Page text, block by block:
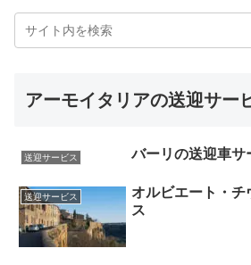
アーモイタリアの送迎サー
送迎サービス バーリの送迎車サ
送迎サービス
オルビエート・
ス